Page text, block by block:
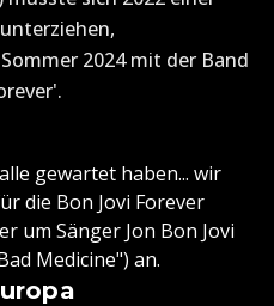
2024 mit der Band
gewartet haben... wir
die Bon Jovi Forever
um Sänger Jon Bon Jovi
Medicine") an.